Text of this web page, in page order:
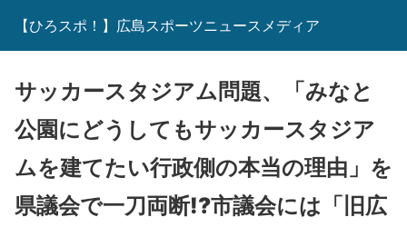
【ひろスポ！】広島スポーツニュースメディア
サッカースタジアム問題、「みなと
公園にどうしてもサッカースタジア
ムを建てたい行政側の本当の理由」を
県議会で一刀両断!?市議会には「旧広